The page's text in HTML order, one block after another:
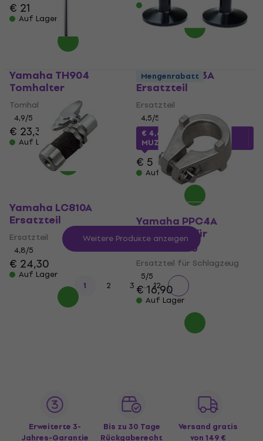
€ 21
Auf Lager
Auf Lager
Yamaha TH904
Tomhalter
Tomhalter
4,9/5
€ 23,30
Auf Lager
Yamaha PTS3A
Ersatzteil
Ersatzteil
4,5/5
€ 4,68
mit dem Code
MUZMUZ-5
€ 5
Auf Lager
Yamaha LC810A
Ersatzteil
Ersatzteil
4,8/5
€ 24,30
Auf Lager
Mengenrabatt
Yamaha PPC4A
Ersatzteil für
Schlagzeug
Ersatzteil für Schlagzeug
5/5
€ 16,90
Auf Lager
Weitere Produkte anzeigen
1 2 3 ... 12
Erweiterte 3-
Jahres-Garantie
Bis zu 30 Tage
Rückgaberecht
Versand gratis
von 149 €